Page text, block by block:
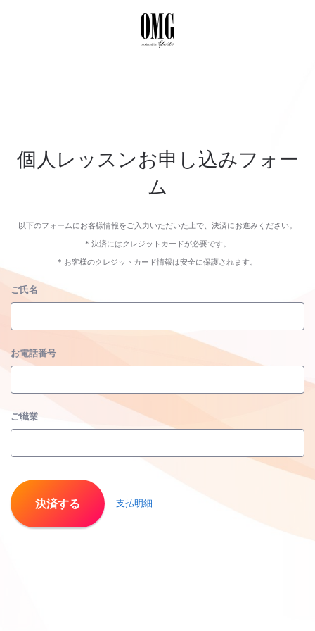
個人レッスンお申し込みフォー
ム
以下のフォームにお客様情報をご入力いただいた上で、決済にお進みください。
* 決済にはクレジットカードが必要です。
* お客様のクレジットカード情報は安全に保護されます。
ご氏名
お電話番号
ご職業
決済する 支払明細